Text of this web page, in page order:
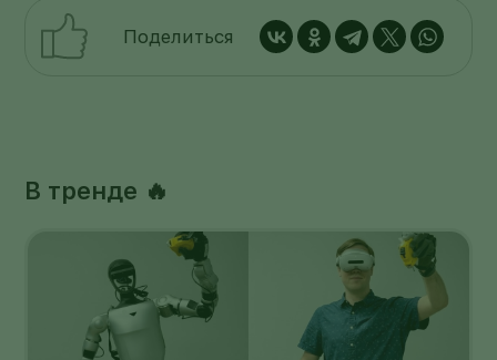
Поделиться
В тренде 🔥